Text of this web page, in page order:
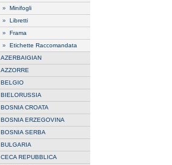
» Minifogli
» Libretti
» Frama
» Etichette Raccomandata
AZERBAIGIAN
AZZORRE
BELGIO
BIELORUSSIA
BOSNIA CROATA
BOSNIA ERZEGOVINA
BOSNIA SERBA
BULGARIA
CECA REPUBBLICA